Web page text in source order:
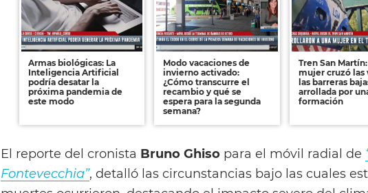
Armas biológicas: La
Inteligencia Artificial
podría desatar la
próxima pandemia de
este modo
Modo vacaciones de
invierno activado:
¿Cómo transcurre el
recambio y qué se
espera para la segunda
semana?
Tren San
mujer cruzó las
las barreras
arrollada por
formación
El reporte del cronista Bruno Ghiso para el móvil radial de
Fontevecchia”, detalló las circunstancias bajo las cuales